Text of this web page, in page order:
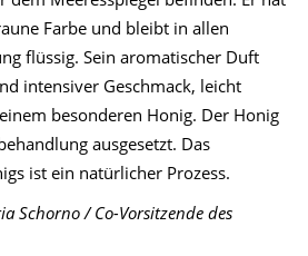
Farbe und bleibt in allen
flüssig. Sein aromatischer Duft
intensiver Geschmack, leicht
besonderen Honig. Der Honig
ausgesetzt. Das
ist ein natürlicher Prozess.
Schorno / Co-Vorsitzende des